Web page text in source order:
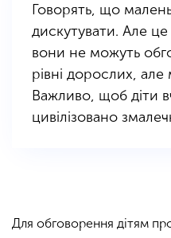
Говорять, що
дискутувати. Але це
вони не можуть
рівні дорослих,
Важливо, щоб діти
цивілізовано
Для обговорення дітям